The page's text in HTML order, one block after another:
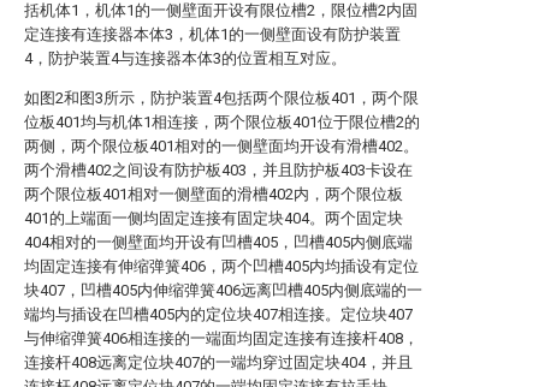
括机体1，机体1的一侧壁面开设有限位槽2，限位槽2内固
定连接有连接器本体3，机体1的一侧壁面设有防护装置
4，防护装置4与连接器本体3的位置相互对应。
如图2和图3所示，防护装置4包括两个限位板401，两个限
位板401均与机体1相连接，两个限位板401位于限位槽2的
两侧，两个限位板401相对的一侧壁面均开设有滑槽402。
两个滑槽402之间设有防护板403，并且防护板403卡设在
两个限位板401相对一侧壁面的滑槽402内，两个限位板
401的上端面一侧均固定连接有固定块404。两个固定块
404相对的一侧壁面均开设有凹槽405，凹槽405内侧底端
均固定连接有伸缩弹簧406，两个凹槽405内均插设有定位
块407，凹槽405内伸缩弹簧406远离凹槽405内侧底端的一
端均与插设在凹槽405内的定位块407相连接。定位块407
与伸缩弹簧406相连接的一端面均固定连接有连接杆408，
连接杆408远离定位块407的一端均穿过固定块404，并且